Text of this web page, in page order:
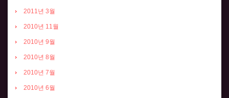
2011년 3월
2010년 11월
2010년 9월
2010년 8월
2010년 7월
2010년 6월